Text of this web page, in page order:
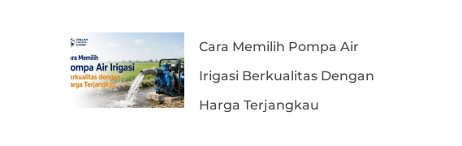
Cara Memilih Pompa Air
Irigasi Berkualitas Dengan
Harga Terjangkau